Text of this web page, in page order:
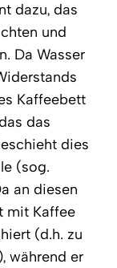
dazu, das
und
Da Wasser
Kaffeebett
das
dies
(sog.
an diesen
mit Kaffee
(d.h. zu
während er